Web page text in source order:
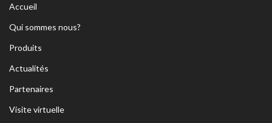
Accueil
Qui sommes nous?
Produits
Actualités
Partenaires
Visite virtuelle